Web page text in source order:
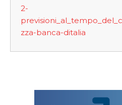
2-
zza-banca-ditalia